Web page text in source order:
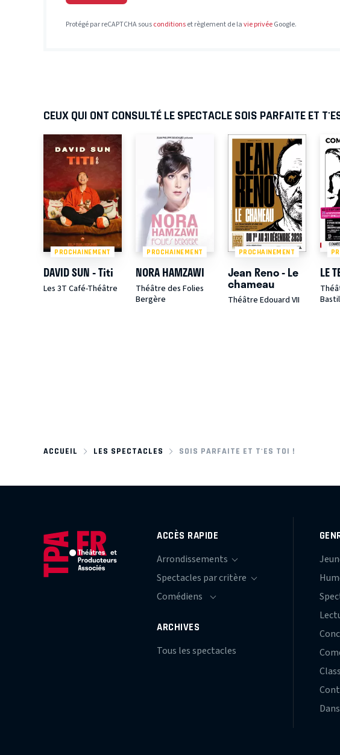
Protégé par reCAPTCHA sousconditionset règlement de lavie privéeGoogle.
CEUX QUI ONT CONSULTÉ LE SPECTACLE SOIS PARFAITE ET
PROCHAINEMENT
DAVID SUN - Titi
Les 3T Café-Théâtre
PROCHAINEMENT
NORA HAMZAWI
Théâtre des Folies
Bergère
PROCHAINEMENT
Jean Reno - Le
chameau
Théâtre Edouard VII
LE
ACCUEIL LES SPECTACLES SOIS PARFAITE ET T'ES TOI !
ACCÈS RAPIDE
ARCHIVES
Tous les spectacles